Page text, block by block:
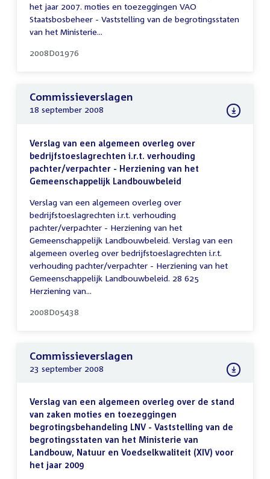
het jaar 2007. moties en toezeggingen VAO
Staatsbosbeheer - Vaststelling van de begrotingsstaten
van het Ministerie...
2008D01976
Commissieverslagen
18 september 2008
Verslag van een algemeen overleg over
bedrijfstoeslagrechten i.r.t. verhouding
pachter/verpachter - Herziening van het
Gemeenschappelijk Landbouwbeleid
Verslag van een algemeen overleg over
bedrijfstoeslagrechten i.r.t. verhouding
pachter/verpachter - Herziening van het
Gemeenschappelijk Landbouwbeleid. Verslag van een
algemeen overleg over bedrijfstoeslagrechten i.r.t.
verhouding pachter/verpachter - Herziening van het
Gemeenschappelijk Landbouwbeleid. 28 625
Herziening van...
2008D05438
Commissieverslagen
23 september 2008
Verslag van een algemeen overleg over de stand
van zaken moties en toezeggingen
begrotingsbehandeling LNV - Vaststelling van de
begrotingsstaten van het Ministerie van
Landbouw, Natuur en Voedselkwaliteit (XIV) voor
het jaar 2009